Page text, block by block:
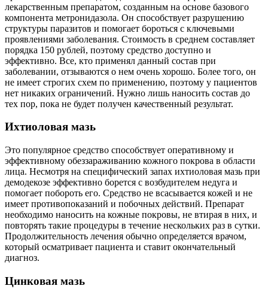
лекарственным препаратом, созданным на основе базового
компонента метронидазола. Он способствует разрушению
структуры паразитов и помогает бороться с ключевыми
проявлениями заболевания. Стоимость в среднем составляет
порядка 150 рублей, поэтому средство доступно и
эффективно. Все, кто применял данный состав при
заболевании, отзываются о нем очень хорошо. Более того, он
не имеет строгих схем по применению, поэтому у пациентов
нет никаких ограничений. Нужно лишь наносить состав до
тех пор, пока не будет получен качественный результат.
Ихтиоловая мазь
Это популярное средство способствует оперативному и
эффективному обеззараживанию кожного покрова в области
лица. Несмотря на специфический запах ихтиоловая мазь при
демодекозе эффективно борется с возбудителем недуга и
помогает побороть его. Средство не всасывается кожей и не
имеет противопоказаний и побочных действий. Препарат
необходимо наносить на кожные покровы, не втирая в них, и
повторять такие процедуры в течение нескольких раз в сутки.
Продолжительность лечения обычно определяется врачом,
который осматривает пациента и ставит окончательный
диагноз.
Цинковая мазь